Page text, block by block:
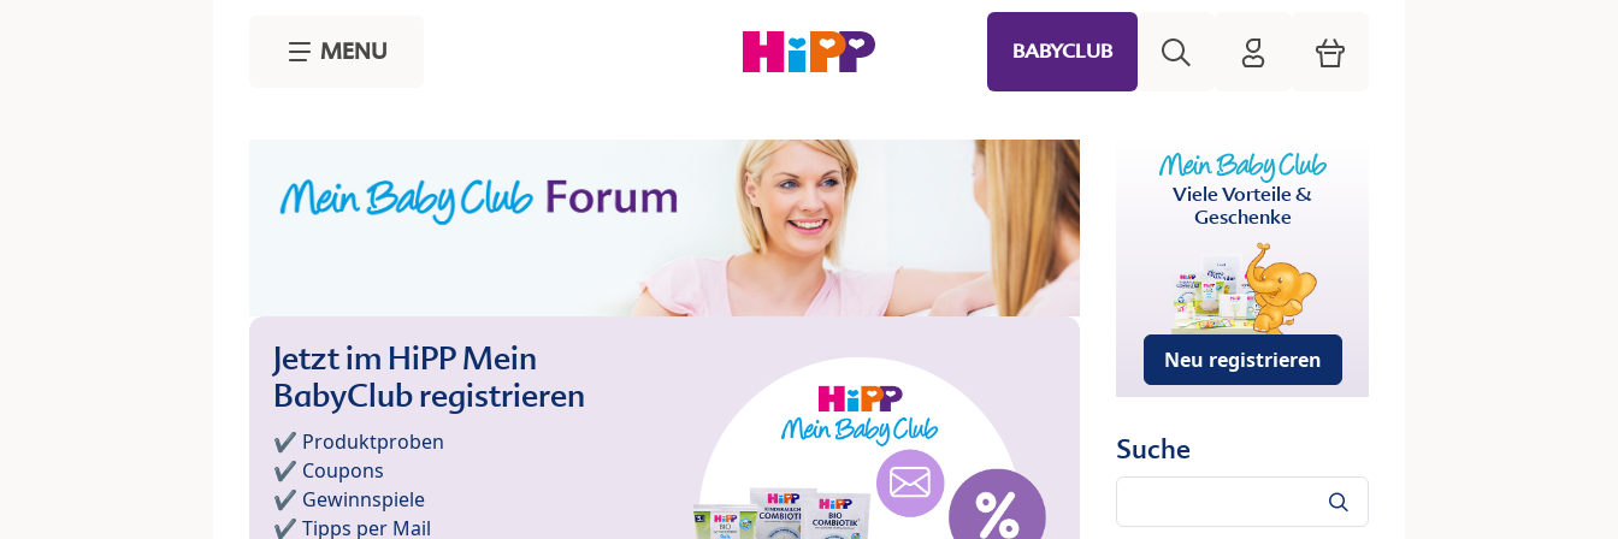
MENU BABYCLUB HiPP Mein Babyclub
Warenkorb
Jetzt im HiPP Mein
BabyClub registrieren
✔️ Produktproben
✔️ Coupons
✔️ Gewinnspiele
✔️ Tipps per Mail
Viele Vorteile &
Geschenke
Neu registrieren
Suche